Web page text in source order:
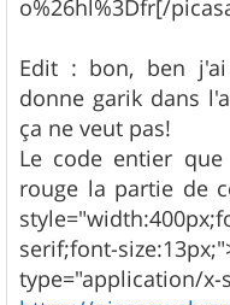
o%26hl%3Dfr[/
Edit : bon, ben
donne garik dans
ça ne veut pas!
Le code entier
rouge la partie de
serif;font-